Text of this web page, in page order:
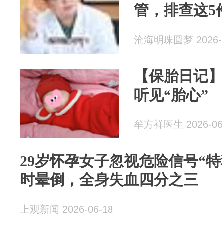
管，排查这5
沧海明珠圆梦
【保胎日记
听见“胎心”
牟方祥医生 2026-
29岁怀孕女子忽视危险信号“
时晕倒，全身失血四分之三
上观新闻 2026-06-18